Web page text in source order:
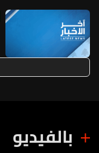
بالفيديو